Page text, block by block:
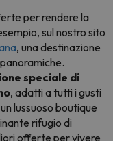
per rendere la
sul nostro sito
, una destinazione
speciale di
, adatti a tutti i gusti
lussuoso boutique
rifugio di
offerte per vivere